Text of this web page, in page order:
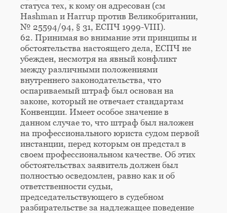
статуса тех, к кому он адресован (см
Hashman и Harrup против Великобритании,
№ 25594/94, § 31, ЕСПЧ 1999-VIII).
62. Принимая во внимание эти принципы и
обстоятельства настоящего дела, ЕСПЧ не
убежден, несмотря на явный конфликт
между различными положениями
внутреннего законодательства, что
оспариваемый штраф был основан на
законе, который не отвечает стандартам
Конвенции. Имеет особое значение в
данном случае то, что штраф был наложен
на профессионального юриста судом первой
инстанции, перед которым он предстал в
своем профессиональном качестве. Об этих
обстоятельствах заявитель должен был
полностью осведомлен, равно как и об
ответственности судьи,
председательствующего в судебном
разбирательстве за надлежащее поведение